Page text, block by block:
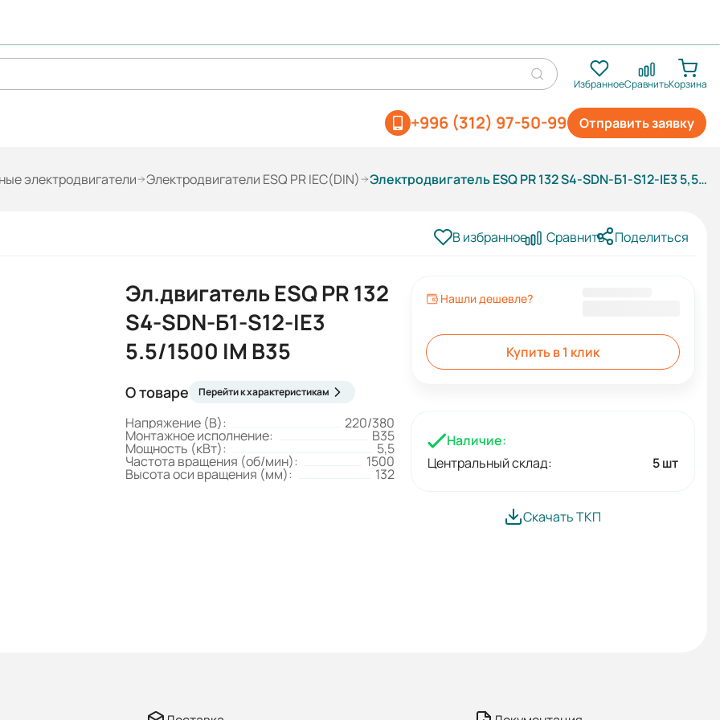
ИзбранноеСравнитьКорзина
Отправить заявку
+996 (312) 97-50-99
электродвигатели Электродвигатели ESQ PR IEC(DIN) Электродвигатель ESQ PR 132 S4-SDN-Б1-S12-IE3 5,5/1500 IMB35
В избранное Сравнить Поделиться
Эл.двигатель ESQ PR 132
S4-SDN-Б1-S12-IE3
5.5/1500 IM B35
О товаре Перейти к характеристикам
Напряжение (В): 220/380
Монтажное исполнение: B35
Мощность (кВт): 5,5
Частота вращения (об/мин): 1500
Высота оси вращения (мм): 132
Нашли дешевле?
Купить в 1 клик
Наличие:
Центральный склад:
5 шт
Скачать ТКП